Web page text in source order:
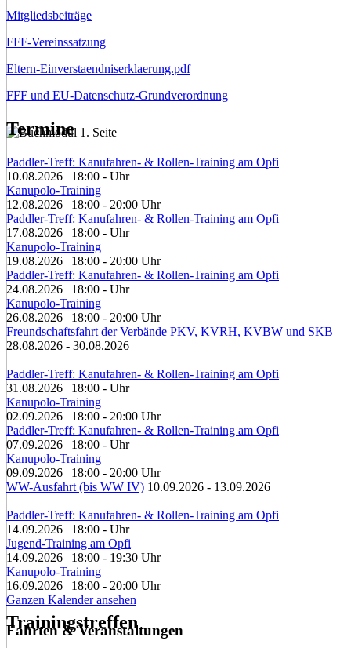
Trainingstreffen
Mitgliedsbeiträge
FFF-Vereinssatzung
Eltern-Einverstaendniserklaerung.pdf
FFF und EU-Datenschutz-Grundverordnung
Termine
Paddler-Treff: Kanufahren- & Rollen-Training am Opfi
10.08.2026 | 18:00 - Uhr
Kanupolo-Training
12.08.2026 | 18:00 - 20:00 Uhr
Paddler-Treff: Kanufahren- & Rollen-Training am Opfi
17.08.2026 | 18:00 - Uhr
Kanupolo-Training
19.08.2026 | 18:00 - 20:00 Uhr
Paddler-Treff: Kanufahren- & Rollen-Training am Opfi
24.08.2026 | 18:00 - Uhr
Kanupolo-Training
26.08.2026 | 18:00 - 20:00 Uhr
Freundschaftsfahrt der Verbände PKV, KVRH, KVBW und SKB
28.08.2026 - 30.08.2026
Paddler-Treff: Kanufahren- & Rollen-Training am Opfi
31.08.2026 | 18:00 - Uhr
Kanupolo-Training
02.09.2026 | 18:00 - 20:00 Uhr
Paddler-Treff: Kanufahren- & Rollen-Training am Opfi
07.09.2026 | 18:00 - Uhr
Kanupolo-Training
09.09.2026 | 18:00 - 20:00 Uhr
WW-Ausfahrt (bis WW IV) 10.09.2026 - 13.09.2026
Paddler-Treff: Kanufahren- & Rollen-Training am Opfi
14.09.2026 | 18:00 - Uhr
Jugend-Training am Opfi
14.09.2026 | 18:00 - 19:30 Uhr
Kanupolo-Training
16.09.2026 | 18:00 - 20:00 Uhr
Ganzen Kalender ansehen
Fahrten & Veranstaltungen